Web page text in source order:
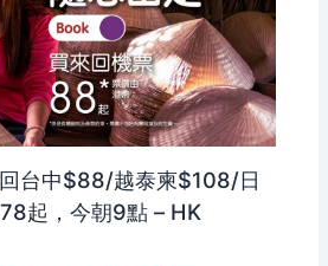
台中$88/越泰柬$108/日
起，今朝9點 – HK